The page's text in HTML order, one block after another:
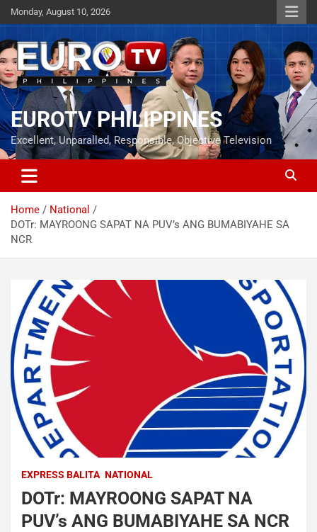
Skip
to
content
Monday, August 10, 2026
EUROTV PHILIPPINES
Excellent, Unparalled, Responsible, Objective Television
Home
National
DOTr: MAYROONG SAPAT NA PUV’s ANG BUMABIYAHE SA
NCR
EXPRESS BALITA NATIONAL
DOTr: MAYROONG SAPAT NA
PUV’s ANG BUMABIYAHE SA NCR